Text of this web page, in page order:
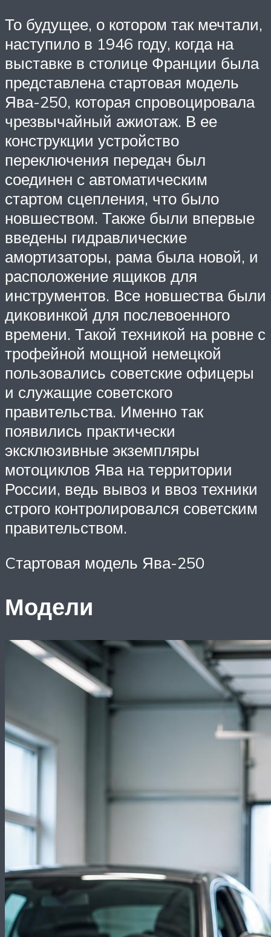
То будущее, о котором так мечтали,
наступило в 1946 году, когда на
выставке в столице Франции была
представлена стартовая модель
Ява-250, которая спровоцировала
чрезвычайный ажиотаж. В ее
конструкции устройство
переключения передач был
соединен с автоматическим
стартом сцепления, что было
новшеством. Также были впервые
введены гидравлические
амортизаторы, рама была новой, и
расположение ящиков для
инструментов. Все новшества были
диковинкой для послевоенного
времени. Такой техникой на ровне с
трофейной мощной немецкой
пользовались советские офицеры
и служащие советского
правительства. Именно так
появились практически
эксклюзивные экземпляры
мотоциклов Ява на территории
России, ведь вывоз и ввоз техники
строго контролировался советским
правительством.
Cтартовая модель Ява-250
Модели